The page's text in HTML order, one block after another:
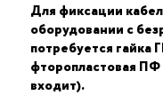
Для фиксации
оборудовании с
потребуется гайка
фторопластовая ПФ
входит).